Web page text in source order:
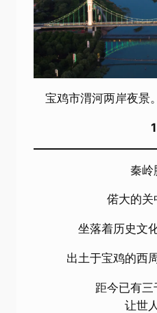
宝鸡市渭河两岸夜景
1
秦岭
偌大的关
坐落着历史文
出土于宝鸡的西
距今已有三
让世